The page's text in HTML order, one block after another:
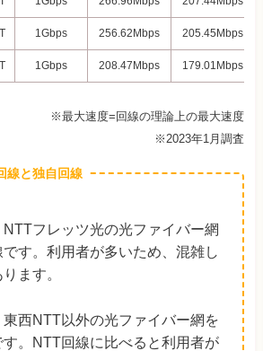
1Gbps 256.62Mbps 205.45Mbps
1Gbps 208.47Mbps 179.01Mbps
※最大速度=回線の理論上の最大速度
※2023年1月調査
線と独自回線
NTTフレッツ光の光ファイバー網
す。利用者が多いため、混雑し
ます。
東西NTT以外の光ファイバー網を
。NTT回線に比べると利用者が